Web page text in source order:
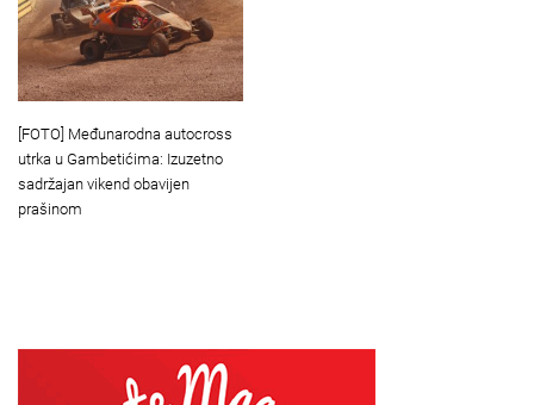
[FOTO] Međunarodna autocross
utrka u Gambetićima: Izuzetno
sadržajan vikend obavijen
prašinom